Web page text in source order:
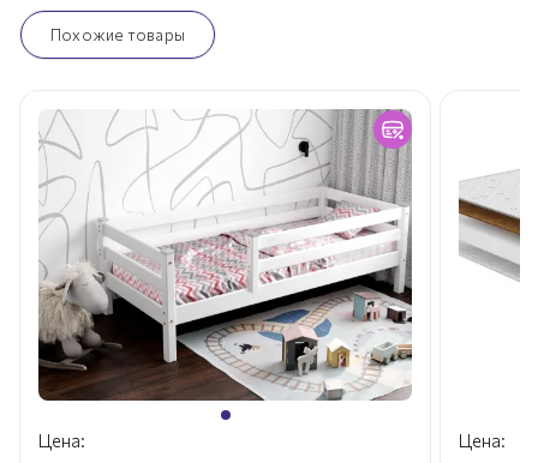
Похожие товары
Цена: Цена: